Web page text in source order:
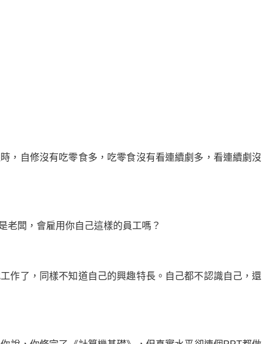
，自修沒有吃零食多，吃零食沒有看連續劇多，看連續劇沒
老闆，會雇用你自己這樣的員工嗎？
作了，同樣不知道自己的興趣特長。自己都不認識自己，還